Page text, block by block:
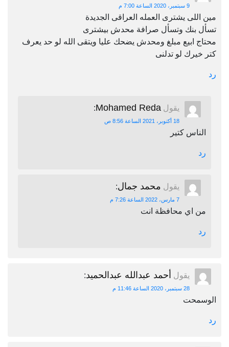
9 سبتمبر، 2020 الساعة 7:00 م
مين اللى يشترى العمله العراقى الجديدة
تسأل بنك وتسأل صرافة محدش بيشترى
محتاج ابيع مبلغ ومحدش يضحك عليا ويتقى الله لو حد يعرف
كتر خيرك لو تدلنى
رد
يقول Mohamed Reda
:
18 أكتوبر، 2021 الساعة 8:56 ص
الناس كتير
رد
يقول محمد جمال:
7 مارس، 2022 الساعة 7:26 م
من اي محافظة انت
رد
يقول أحمد عبدالله عبدالحميد:
28 سبتمبر، 2020 الساعة 11:46 م
الوسمحت
رد